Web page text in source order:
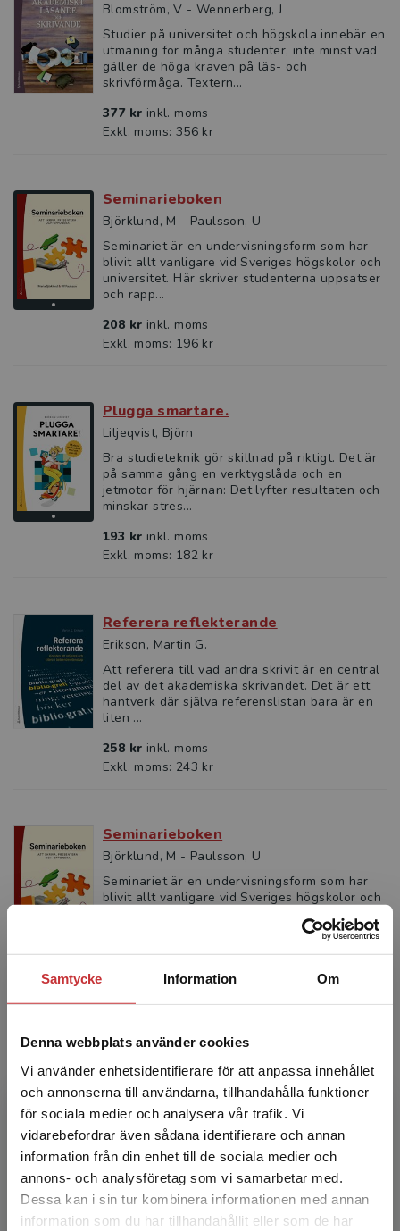
Samtycke Information Om
Denna webbplats använder cookies
Vi använder enhetsidentifierare för att anpassa innehållet
och annonserna till användarna, tillhandahålla funktioner
för sociala medier och analysera vår trafik. Vi
vidarebefordrar även sådana identifierare och annan
information från din enhet till de sociala medier och
annons- och analysföretag som vi samarbetar med.
Dessa kan i sin tur kombinera informationen med annan
information som du har tillhandahållit eller som de har
Begränsad fraktregion
Blomström, V - Wennerberg, J
Studier på universitet och högskola innebär en
utmaning för många studenter, inte minst vad
gäller de höga kraven på läs- och
skrivförmåga. Textern...
377 kr inkl. moms
Exkl. moms: 356 kr
Seminarieboken
Björklund, M - Paulsson, U
Seminariet är en undervisningsform som har
blivit allt vanligare vid Sveriges högskolor och
universitet. Här skriver studenterna uppsatser
och rapp...
208 kr inkl. moms
Exkl. moms: 196 kr
Plugga smartare.
Liljeqvist, Björn
Bra studieteknik gör skillnad på riktigt. Det är
på samma gång en verktygslåda och en
jetmotor för hjärnan: Det lyfter resultaten och
minskar stres...
193 kr inkl. moms
Exkl. moms: 182 kr
Referera reflekterande
Erikson, Martin G.
Att referera till vad andra skrivit är en central
del av det akademiska skrivandet. Det är ett
hantverk där själva referenslistan bara är en
liten ...
258 kr inkl. moms
Exkl. moms: 243 kr
Seminarieboken
Björklund, M - Paulsson, U
Seminariet är en undervisningsform som har
blivit allt vanligare vid Sveriges högskolor och
335 krinkl. moms
Exkl. moms: 316 kr
Vidga vetandet
Lind, Rolf
I Vidga vetandet behandlas uppläggning och
genomförande av uppsatser i högre utbildning.
Boken utgår från tre genomgående
forskningsexempel. Med ut...
366 krinkl. moms
Exkl. moms: 345 kr